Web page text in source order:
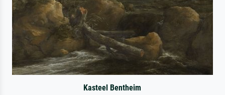
Kasteel Bentheim